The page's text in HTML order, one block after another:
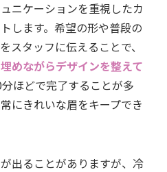
ニケーションを重視したカ
します。希望の形や普段の
スタッフに伝えることで、
めながらデザインを整えて
ほどで完了することが多
にきれいな眉をキープでき
出ることがありますが、冷